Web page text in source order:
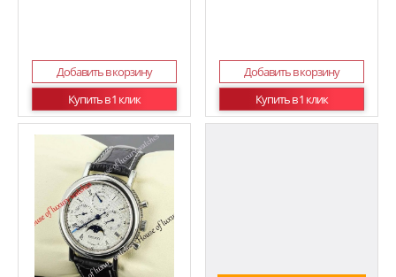
Добавить в корзину
Купить в 1 клик
Добавить в корзину
Купить в 1 клик